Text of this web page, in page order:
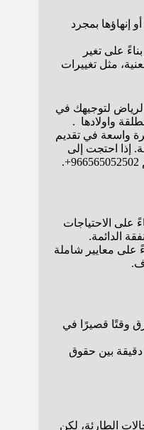
إنهاؤها بمجرد
على تغير
مثل تغييرات
لتوجيهك في
واولادها .
واسعة في تقديم
إذا احتجت إلى
على الاحتياجات
الدائمة.
على معايير شاملة
وقتًا قصيرًا في
بين حقوق
الطارئة، لكن